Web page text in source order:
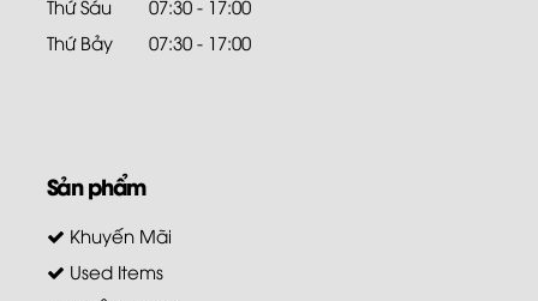
Thứ Bảy
07:30 - 17:00
Khuyến Mãi
Used Items
Bộ Âm Thanh